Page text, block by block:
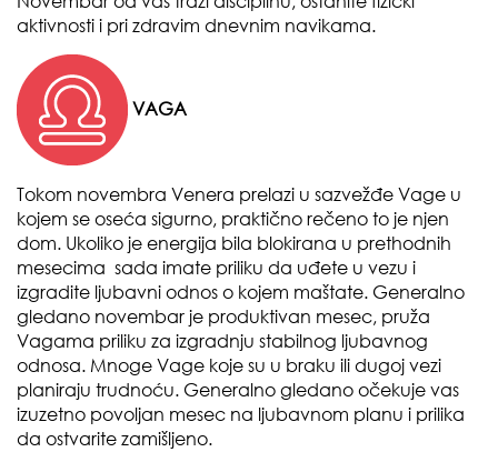
aktivnosti i pri zdravim dnevnim navikama.
VAGA
Tokom novembra Venera prelazi u sazvežđe Vage u
kojem se oseća sigurno, praktično rečeno to je njen
dom. Ukoliko je energija bila blokirana u prethodnih
mesecima sada imate priliku da uđete u vezu i
izgradite ljubavni odnos o kojem maštate. Generalno
gledano novembar je produktivan mesec, pruža
Vagama priliku za izgradnju stabilnog ljubavnog
odnosa. Mnoge Vage koje su u braku ili dugoj vezi
planiraju trudnoću. Generalno gledano očekuje vas
izuzetno povoljan mesec na ljubavnom planu i prilika
da ostvarite zamišljeno.